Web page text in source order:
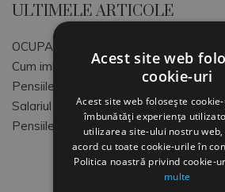
ULTIMELE ARTICOLE
OCUPATII SI CODURI COR
Cum imbunatatim atmosfera de lucru
Pensiile speciale MApN+MAI+SRI
Salariul Minim Brut pe tara
Pensiile speciale ale magistratilor
Acest site web
cookie-uri
Acest site web folosește
îmbunătăți experiența
utilizarea site-ului nostru
acord cu toate cookie-urile în
Politica noastră privind cookie-
multe